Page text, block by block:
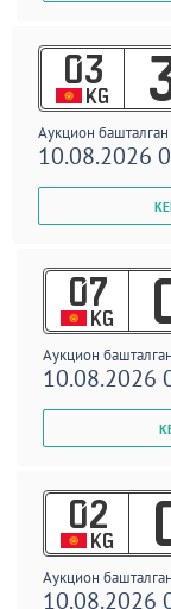
03
KG
Аукцион башталган
10.08.2026
07
KG
Аукцион
10.08.2026
02
KG
Аукцион
10.08.2026